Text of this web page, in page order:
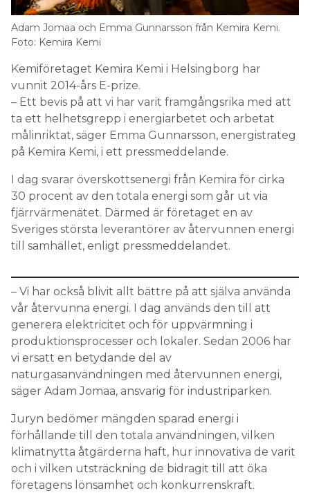
Information om GDPR
Search for:
SEARCH
Adam Jomaa och Emma Gunnarsson från Kemira Kemi.
Foto: Kemira Kemi
Kemiföretaget Kemira Kemi i Helsingborg har
vunnit 2014-års E-prize.
– Ett bevis på att vi har varit framgångsrika med att
ta ett helhetsgrepp i energiarbetet och arbetat
målinriktat, säger Emma Gunnarsson, energistrateg
på Kemira Kemi, i ett pressmeddelande.
I dag svarar överskottsenergi från Kemira för cirka
30 procent av den totala energi som går ut via
fjärrvärmenätet. Därmed är företaget en av
Sveriges största leverantörer av återvunnen energi
till samhället, enligt pressmeddelandet.
– Vi har också blivit allt bättre på att själva använda
vår återvunna energi. I dag används den till att
generera elektricitet och för uppvärmning i
produktionsprocesser och lokaler. Sedan 2006 har
vi ersatt en betydande del av
naturgasanvändningen med återvunnen energi,
säger Adam Jomaa, ansvarig för industriparken.
Juryn bedömer mängden sparad energi i
förhållande till den totala användningen, vilken
klimatnytta åtgärderna haft, hur innovativa de varit
och i vilken utsträckning de bidragit till att öka
företagens lönsamhet och konkurrenskraft.